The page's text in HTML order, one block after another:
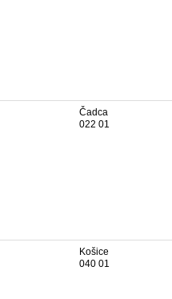
Čadca
022 01
Košice
040 01